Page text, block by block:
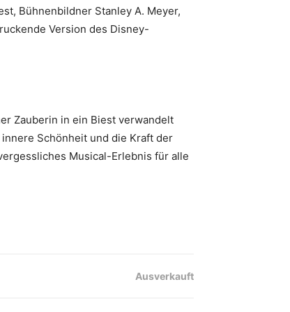
Bühnenbildner Stanley A. Meyer,
Version des Disney-
Zauberin in ein Biest verwandelt
Schönheit und die Kraft der
Musical-Erlebnis für alle
Ausverkauft